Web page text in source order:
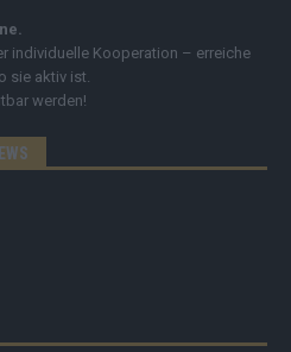
individuelle Kooperation – erreiche
sie aktiv ist.
werden!